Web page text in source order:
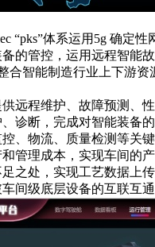
“pks”体系运用 5g 确定性
的管控，运用远程智能
合智能制造行业上下游
远程维护、故障预测、
诊断，完成对智能装备
、物流、质量检测等关
管理成本，实现车间的
足之处，实现工艺数据上
间级底层设备的互联互